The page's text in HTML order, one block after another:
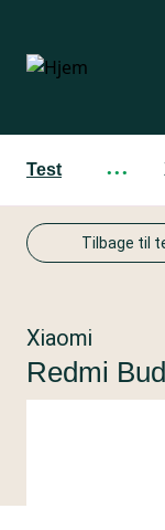
hovedindhold
Test ···
Tilbage til
Xiaomi
Redmi